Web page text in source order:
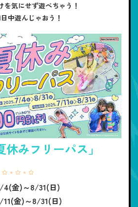
気にせず遊べちゃう！
中遊んじゃおう！
みフリーパス」
✩ ⋆ ✩ ⋆ ✩
4(金)～8/31(日)
金)～8/31(日)